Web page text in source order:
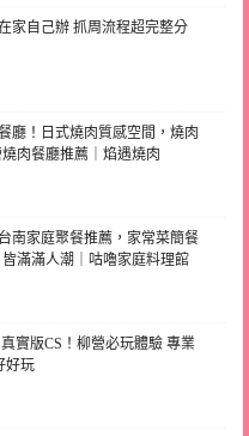
家自己辦 抓周流程超完整分
廳！日式燒肉質感空間，燒肉
肉餐廳推薦｜焰遇燒肉
南家庭聚餐推薦，家常菜簡餐
滿滿人潮｜咕嚕家庭料理館
實版CS！柳營必玩體驗 專業
好玩